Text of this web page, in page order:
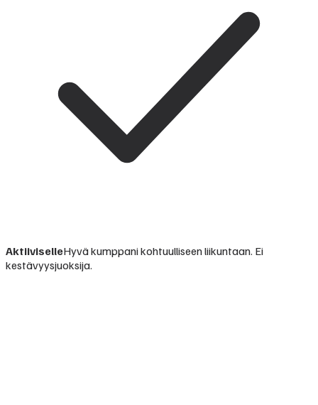
AktiiviselleHyvä kumppani kohtuulliseen liikuntaan. Ei
kestävyysjuoksija.